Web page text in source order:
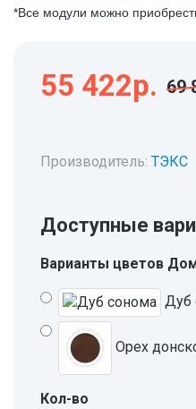
*Все модули можно
55 422р. 69
Производитель: ТЭКС
Доступные
Варианты цветов
Дуб
Орех
Кол-во